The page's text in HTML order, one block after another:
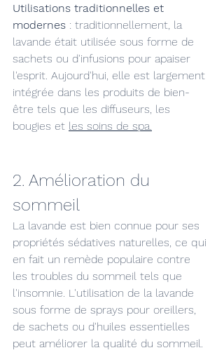
Utilisations traditionnelles et
modernes : traditionnellement, la
lavande était utilisée sous forme de
sachets ou d'infusions pour apaiser
l'esprit. Aujourd'hui, elle est largement
intégrée dans les produits de bien-
être tels que les diffuseurs, les
bougies et les soins de spa.
2. Amélioration du
sommeil
La lavande est bien connue pour ses
propriétés sédatives naturelles, ce qui
en fait un remède populaire contre
les troubles du sommeil tels que
l'insomnie. L'utilisation de la lavande
sous forme de sprays pour oreillers,
de sachets ou d'huiles essentielles
peut améliorer la qualité du sommeil.